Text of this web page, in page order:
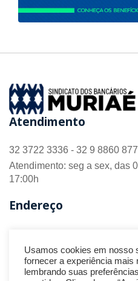
Atendimento
32 3722 3336 - 32 9 8860
Atendimento: seg a sex, das
17:00h
Endereço
R. Barão do Monte Alto nº
CEP 36.880-018 - Muriaé/MG
Redes Sociais
Usamos cookies em nosso
fornecer a experiência mais
lembrando suas